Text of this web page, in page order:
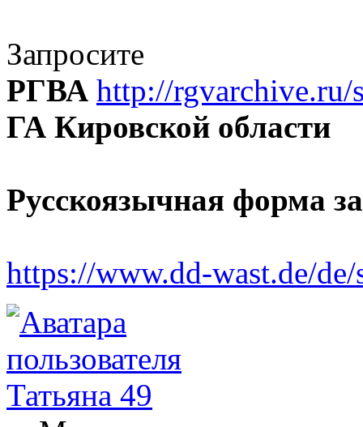
Запросите
РГВА http://rgvarchive.ru/
ГА Кировской области
Русскоязычная форма
https://www.dd-wast.de/
Татьяна 49